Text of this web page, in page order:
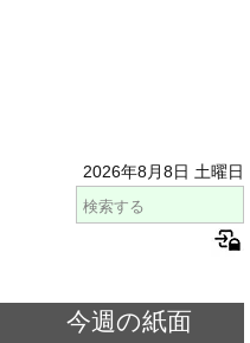
2026年8月8日 土曜日
今週の紙面